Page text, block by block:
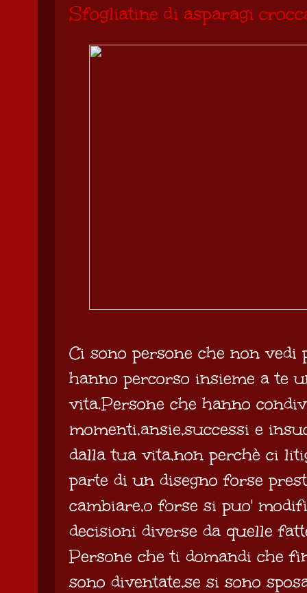
Sfogliatine di asparagi
Ci sono persone che non
hanno percorso insieme a te
vita.Persone che hanno
momenti,ansie,successi e
dalla tua vita,non perchè ci
parte di un disegno forse
cambiare,o forse si puo'
decisioni diverse da quelle
Persone che ti domandi che
sono diventate,se si sono